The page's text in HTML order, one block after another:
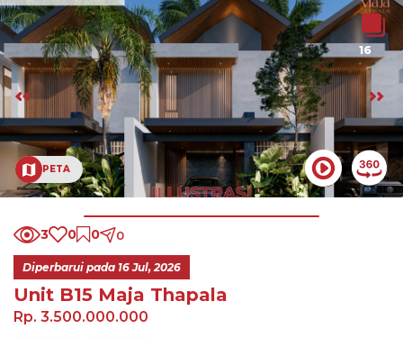
16
PETA
3 0 0 0
Diperbarui pada 16 Jul, 2026
Unit B15 Maja Thapala
Rp. 3.500.000.000